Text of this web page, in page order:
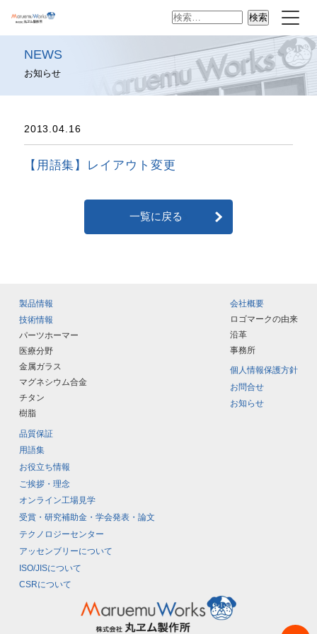
検
NEWS
お知らせ
2013.04.16
【用語集】レイアウト変更
一覧に戻る
製品情報
技術情報
パーツホーマー
医療分野
金属ガラス
マグネシウム合金
チタン
樹脂
品質保証
用語集
お役立ち情報
会社概要
ロゴマークの由来
沿革
事務所
個人情報保護方針
お問合せ
お知らせ
ご挨拶・理念
オンライン工場見学
受賞・研究補助金・学会発表・論文
テクノロジーセンター
アッセンブリーについて
ISO/JISについて
CSRについて